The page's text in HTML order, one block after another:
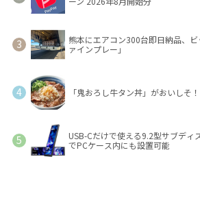
熊本にエアコン300台即日納品、
ァインプレー」
「鬼おろし牛タン丼」がおいしそ
USB-Cだけで使える9.2型サブデ
でPCケース内にも設置可能